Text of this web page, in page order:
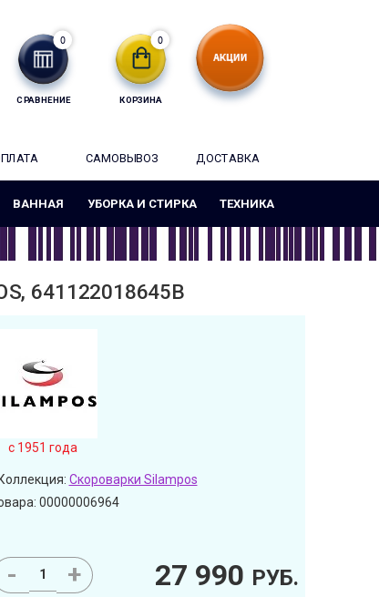
СРАВНЕНИЕ
0
КОРЗИНА
0
САМОВЫВОЗ ДОСТАВКА
ВАННАЯ УБОРКА И СТИРКА ТЕХНИКА
641122018645B
c 1951 года
Скороварки Silampos
00000006964
- + 27 990 РУБ.